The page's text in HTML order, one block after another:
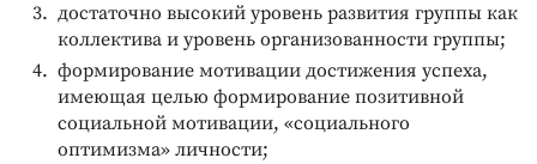
достаточно высокий уровень развития группы как
коллектива и уровень организованности группы;
формирование мотивации достижения успеха,
имеющая целью формирование позитивной
социальной мотивации, «социального
оптимизма» личности;